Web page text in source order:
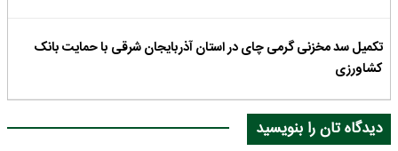
تکمیل سد مخزنی گرمی چای در استان آذربایجان شرقی با حمایت بانک
کشاورزی
دیدگاه تان را بنویسید